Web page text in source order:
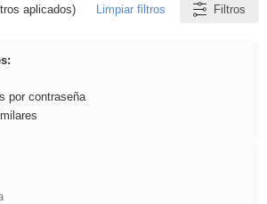
aplicados) Limpiar filtros Filtros
por contraseña